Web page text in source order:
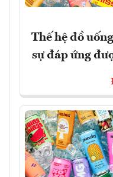
Thế hệ đồ
sự đáp ứng